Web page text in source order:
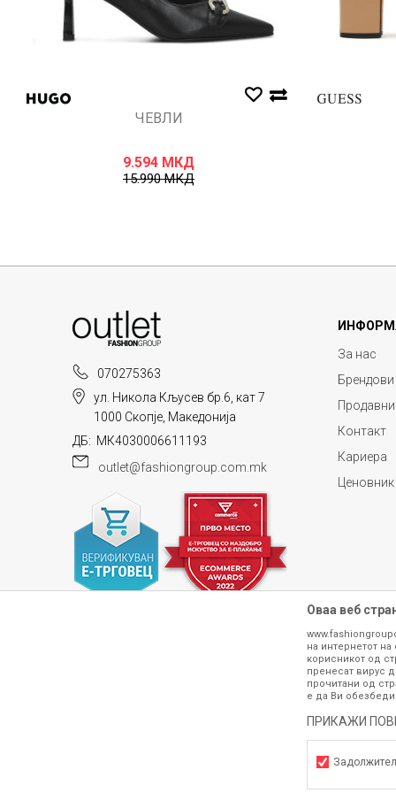
ЧЕВЛИ
9.594 МКД
15.990МКД
070275363
ул. Никола Кљусев бр.6, кат 7
1000 Скопје, Македонија
ДБ: МК4030006611193
outlet@fashiongroup.com.mk
За нас
Брендови
Контакт
Кариера
Ценовник
Сите информации околу производите
гарантираме дека се без ниту една
производот. Доколку дојде до
контактирајте не на
Оваа веб
на интернетот на
корисникот од
пренесат вирус
прочитани од
е да Ви
ПРИКАЖИ